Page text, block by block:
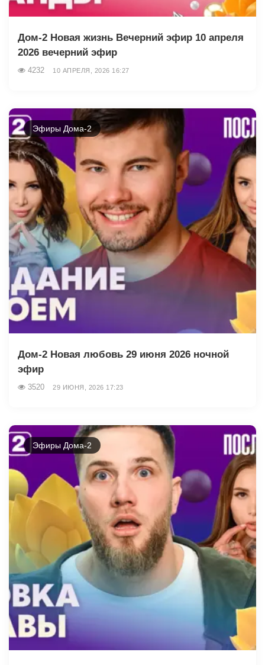
Дом-2 Новая жизнь Вечерний эфир 10 апреля
2026 вечерний эфир
4232 10 АПРЕЛЯ, 2026 16:27
Эфиры Дома-2
Дом-2 Новая любовь 29 июня 2026 ночной
эфир
3520 29 ИЮНЯ, 2026 17:23
Эфиры Дома-2